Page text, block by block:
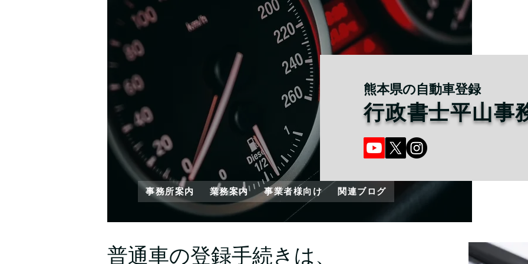
事務所案内 業務案内 事業者様向け 関連ブログ
熊本県の自動車登録
行政書士平山事
普通車の登録手続きは、